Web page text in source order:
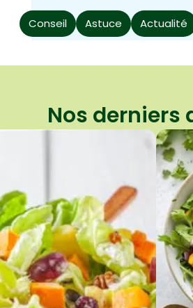
Conseil Astuce Actualité
Nos derniers